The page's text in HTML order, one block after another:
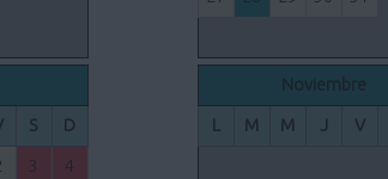
S D
3 4
M M J V